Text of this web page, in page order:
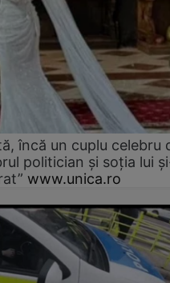
încă un cuplu celebru
politician și soția lui
www.unica.ro